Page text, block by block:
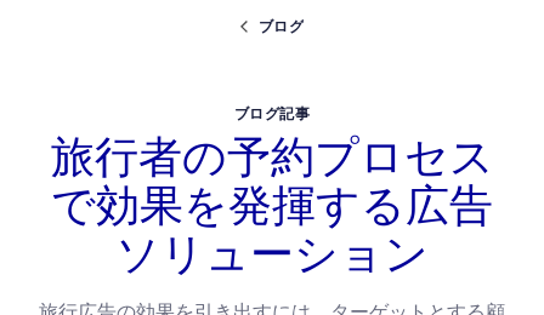
ブログ
ブログ記事
旅行者の予約プロセス
で効果を発揮する広告
ソリューション